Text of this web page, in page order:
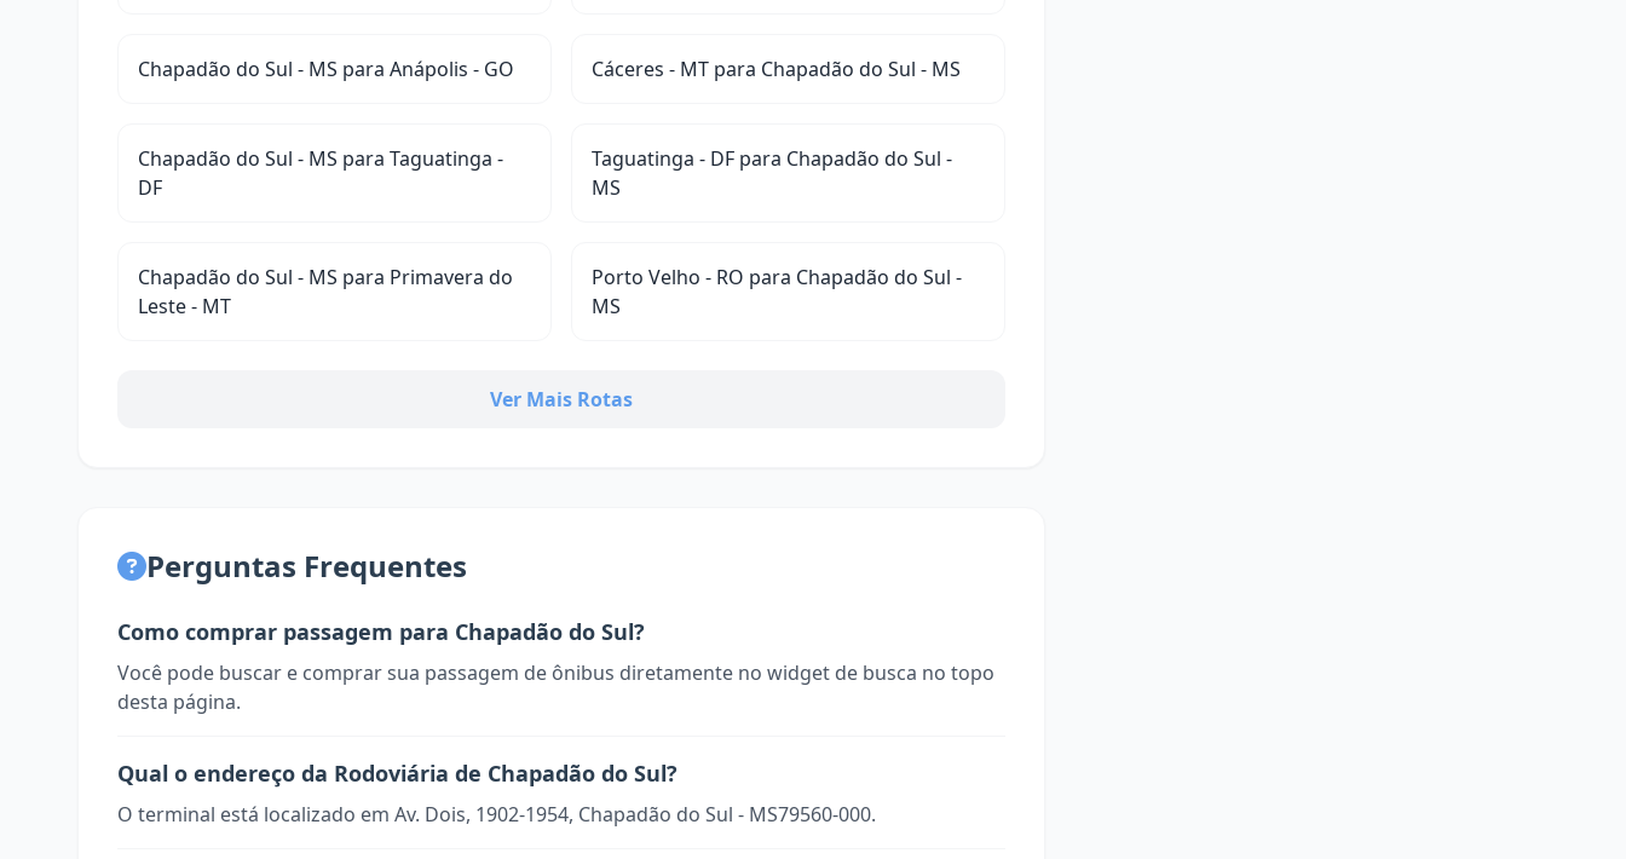
Chapadão do Sul - MS para Anápolis - GO Cáceres - MT para Chapadão do Sul - MS
Chapadão do Sul - MS para Taguatinga -
DF
Taguatinga - DF para Chapadão do Sul -
MS
Chapadão do Sul - MS para Primavera do
Leste - MT
Porto Velho - RO para Chapadão do Sul -
MS
Ver Mais Rotas
Perguntas Frequentes
Como comprar passagem para Chapadão do Sul?
Você pode buscar e comprar sua passagem de ônibus diretamente no widget de busca no topo
desta página.
Qual o endereço da Rodoviária de Chapadão do Sul?
O terminal está localizado em Av. Dois, 1902-1954, Chapadão do Sul - MS79560-000.